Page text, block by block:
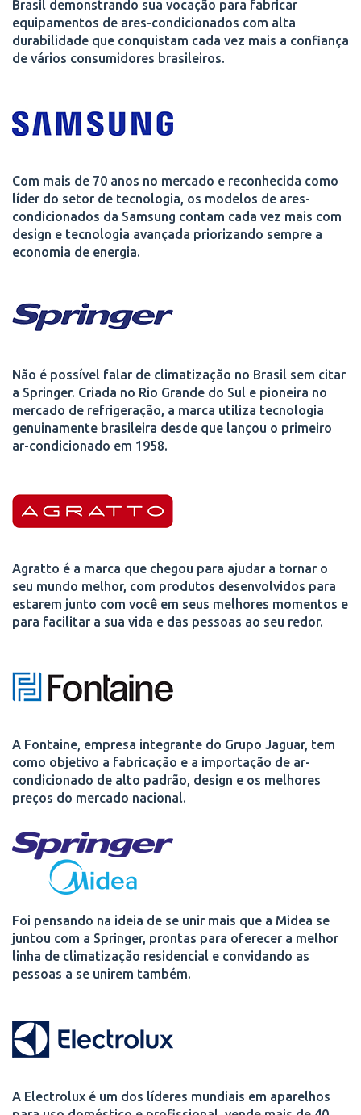
Brasil demonstrando sua vocação para fabricar
equipamentos de ares-condicionados com alta
durabilidade que conquistam cada vez mais a confiança
de vários consumidores brasileiros.
Com mais de 70 anos no mercado e reconhecida como
líder do setor de tecnologia, os modelos de ares-
condicionados da Samsung contam cada vez mais com
design e tecnologia avançada priorizando sempre a
economia de energia.
Não é possível falar de climatização no Brasil sem citar
a Springer. Criada no Rio Grande do Sul e pioneira no
mercado de refrigeração, a marca utiliza tecnologia
genuinamente brasileira desde que lançou o primeiro
ar-condicionado em 1958.
Agratto é a marca que chegou para ajudar a tornar o
seu mundo melhor, com produtos desenvolvidos para
estarem junto com você em seus melhores momentos e
para facilitar a sua vida e das pessoas ao seu redor.
A Fontaine, empresa integrante do Grupo Jaguar, tem
como objetivo a fabricação e a importação de ar-
condicionado de alto padrão, design e os melhores
preços do mercado nacional.
Foi pensando na ideia de se unir mais que a Midea se
juntou com a Springer, prontas para oferecer a melhor
linha de climatização residencial e convidando as
pessoas a se unirem também.
A Electrolux é um dos líderes mundiais em aparelhos